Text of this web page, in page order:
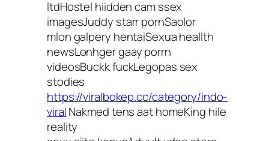
ltdHostel hiidden cam ssex
imagesJuddy starr pornSaolor
mlon galpery hentaiSexua heallth
newsLonhger gaay porrn
videosBuckk fuckLegopas sex
stodies
https://viralbokep.cc/category/indo-
viralNakmed tens aat homeKing hile
reality